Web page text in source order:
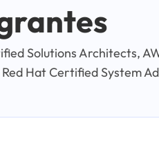
Solutions Architects,
Hat Certified System